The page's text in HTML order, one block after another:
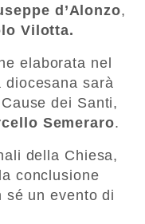
d’Alonzo,
Vilotta.
elaborata nel
diocesana sarà
dei Santi,
Semeraro.
della Chiesa,
conclusione
sé un evento di